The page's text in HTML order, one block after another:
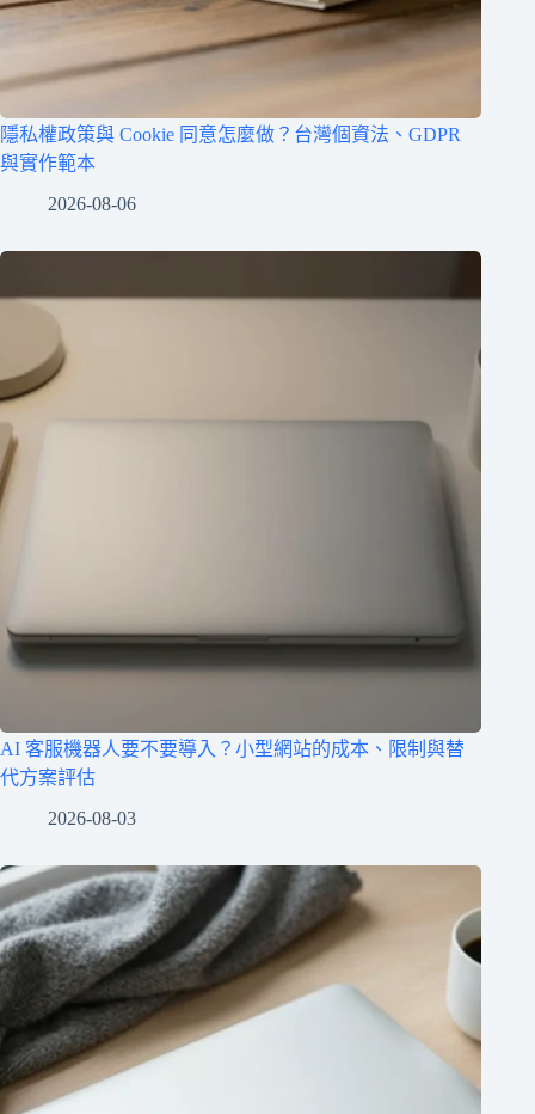
隱私權政策與 Cookie 同意怎麼做？台灣個資法、GDPR
與實作範本
2026-08-06
AI 客服機器人要不要導入？小型網站的成本、限制與替
代方案評估
2026-08-03